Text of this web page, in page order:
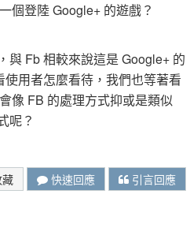
個登陸 Google+ 的遊戲？
與 Fb 相較來說這是 Google+ 的
用者怎麼看待，我們也等著看
像 FB 的處理方式抑或是類似
呢？
藏 快速回應 引言回應